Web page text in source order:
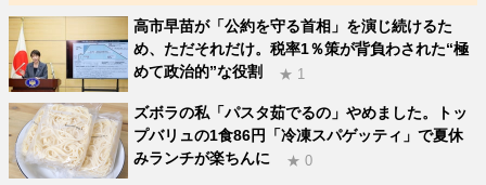
高市早苗が「公約を守る首相」を演じ続けるた
め、ただそれだけ。税率1％策が背負わされた“極
めて政治的”な役割
★ 1
ズボラの私「パスタ茹でるの」やめました。トッ
プバリュの1食86円「冷凍スパゲッティ」で夏休
みランチが楽ちんに
★ 0